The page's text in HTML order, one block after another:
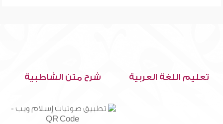
تعليم اللغة العربية شرح متن الشاطبية